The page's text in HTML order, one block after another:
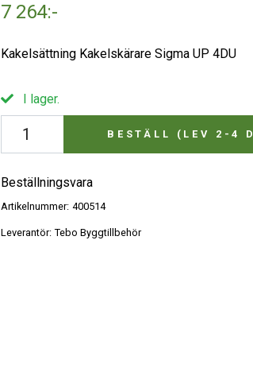
7 264:-
Kakelsättning Kakelskärare Sigma UP 4DU
I lager.
BESTÄLL (LEV 2-4
Beställningsvara
Artikelnummer: 400514
Leverantör: Tebo Byggtillbehör